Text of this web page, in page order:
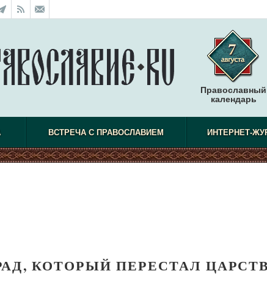
Православный
календарь
ВСТРЕЧА С ПРАВОСЛАВИЕМ ИНТЕРНЕТ-
КОТОРЫЙ ПЕРЕСТАЛ